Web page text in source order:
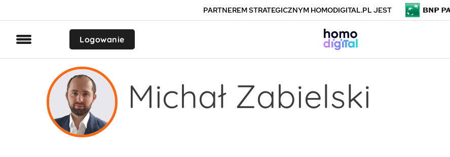
PARTNEREM STRATEGICZNYM HOMODIGITAL.PL JEST
Logowanie
Michał Zabielski